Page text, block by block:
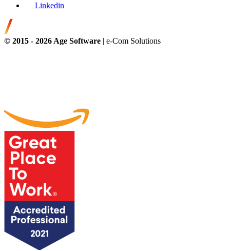
Linkedin
© 2015 - 2026 Age Software | e-Com Solutions